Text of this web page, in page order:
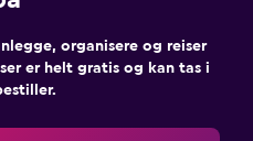
organisere og reiser
er helt gratis og kan tas i